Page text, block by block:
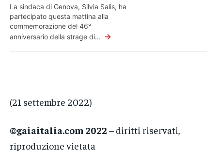
La sindaca di Genova, Silvia Salis, ha
partecipato questa mattina alla
commemorazione del 46°
anniversario della strage di... →
(21 settembre 2022)
©gaiaitalia.com 2022 – diritti riservati,
riproduzione vietata